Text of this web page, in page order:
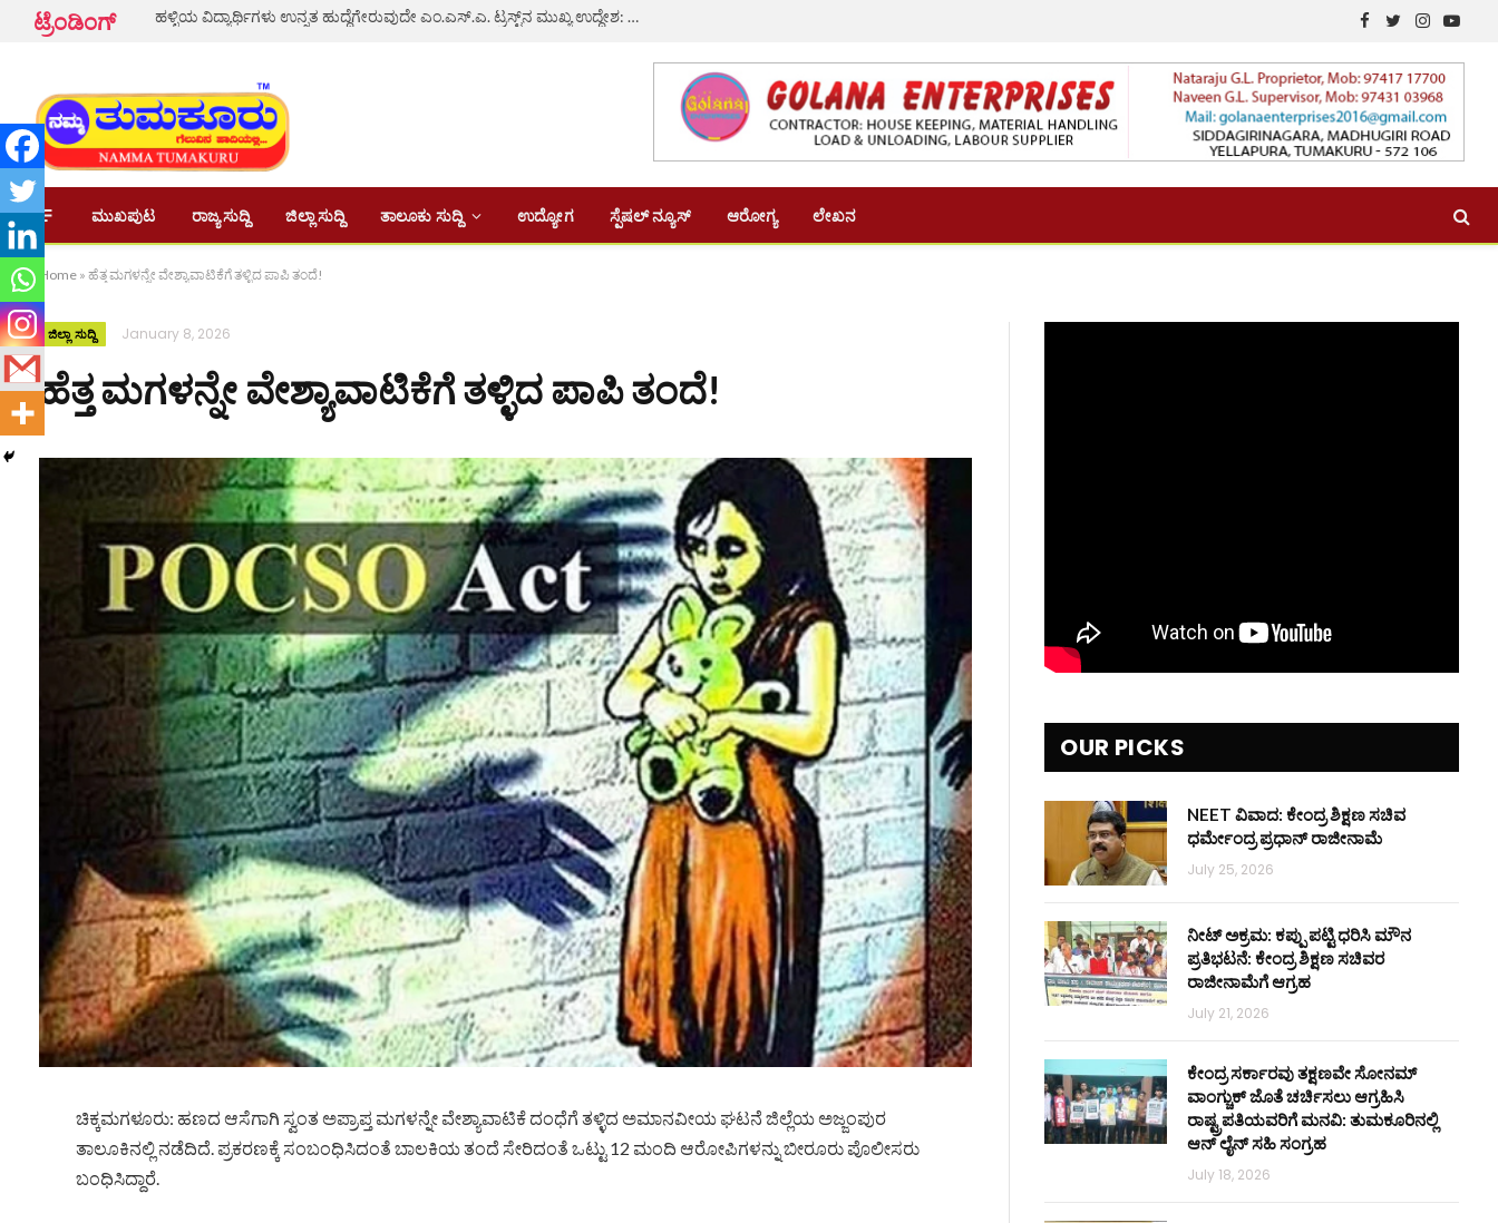
ಟ್ರೆಂಡಿಂಗ್ ಹಳ್ಳಿಯ ವಿದ್ಯಾರ್ಥಿಗಳು ಉನ್ನತ ಹುದ್ದೆಗೇರುವುದೇ ಎಂ.ಎಸ್.ಎ. ಟ್ರಸ್ಟ್‌ನ ಮುಖ್ಯ ಉದ್ದೇಶ: ಶಿವರಾಮ ಶೆಟ್ಟಿ
Facebook
TwitterInstagram
ಮುಖಪುಟ ರಾಜ್ಯ ಸುದ್ದಿ ಜಿಲ್ಲಾ ಸುದ್ದಿ ತಾಲೂಕು ಸುದ್ದಿ ಉದ್ಯೋಗ ಸ್ಪೆಷಲ್ ನ್ಯೂಸ್ ಆರೋಗ್ಯ ಲೇಖನ
Home » ಹೆತ್ತ ಮಗಳನ್ನೇ ವೇಶ್ಯಾವಾಟಿಕೆಗೆ ತಳ್ಳಿದ ಪಾಪಿ ತಂದೆ!
ಜಿಲ್ಲಾ ಸುದ್ದಿ January 8, 2026
ಹೆತ್ತ ಮಗಳನ್ನೇ ವೇಶ್ಯಾವಾಟಿಕೆಗೆ ತಳ್ಳಿದ ಪಾಪಿ ತಂದೆ!
ಚಿಕ್ಕಮಗಳೂರು: ಹಣದ ಆಸೆಗಾಗಿ ಸ್ವಂತ ಅಪ್ರಾಪ್ತ ಮಗಳನ್ನೇ ವೇಶ್ಯಾವಾಟಿಕೆ ದಂಧೆಗೆ ತಳ್ಳಿದ ಅಮಾನವೀಯ ಘಟನೆ ಜಿಲ್ಲೆಯ ಅಜ್ಜಂಪುರ
ತಾಲೂಕಿನಲ್ಲಿ ನಡೆದಿದೆ. ಪ್ರಕರಣಕ್ಕೆ ಸಂಬಂಧಿಸಿದಂತೆ ಬಾಲಕಿಯ ತಂದೆ ಸೇರಿದಂತೆ ಒಟ್ಟು 12 ಮಂದಿ ಆರೋಪಿಗಳನ್ನು ಬೀರೂರು ಪೊಲೀಸರು
ಬಂಧಿಸಿದ್ದಾರೆ.
OUR PICKS
NEET ವಿವಾದ: ಕೇಂದ್ರ ಶಿಕ್ಷಣ ಸಚಿವ
ಧರ್ಮೇಂದ್ರ ಪ್ರಧಾನ್ ರಾಜೀನಾಮೆ
July 25, 2026
ನೀಟ್ ಅಕ್ರಮ: ಕಪ್ಪು ಪಟ್ಟಿ ಧರಿಸಿ ಮೌನ
ಪ್ರತಿಭಟನೆ: ಕೇಂದ್ರ ಶಿಕ್ಷಣ ಸಚಿವರ
ರಾಜೀನಾಮೆಗೆ ಆಗ್ರಹ
July 21, 2026
ಕೇಂದ್ರ ಸರ್ಕಾರವು ತಕ್ಷಣವೇ ಸೋನಮ್
ವಾಂಗ್ಚುಕ್ ಜೊತೆ ಚರ್ಚಿಸಲು ಆಗ್ರಹಿಸಿ
ರಾಷ್ಟ್ರಪತಿಯವರಿಗೆ ಮನವಿ: ತುಮಕೂರಿನಲ್ಲಿ
ಆನ್‌ ಲೈನ್ ಸಹಿ ಸಂಗ್ರಹ
July 18, 2026